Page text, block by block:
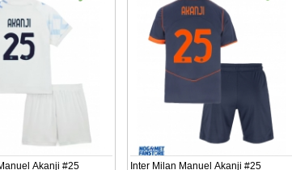
Akanji #25 Inter Milan Manuel Akanji #25